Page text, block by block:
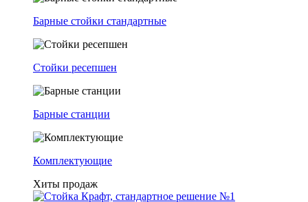
Барные стойки стандартные
Стойки ресепшен
Барные станции
Комплектующие
Хиты продаж